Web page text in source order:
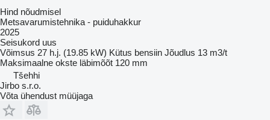
Hind nõudmisel
Metsavarumistehnika - puiduhakkur
2025
Seisukord uus
Võimsus 27 h.j. (19.85 kW) Kütus bensiin Jõudlus 13 m3/t
Maksimaalne okste läbimõõt 120 mm
Tšehhi
Jirbo s.r.o.
Võta ühendust müüjaga